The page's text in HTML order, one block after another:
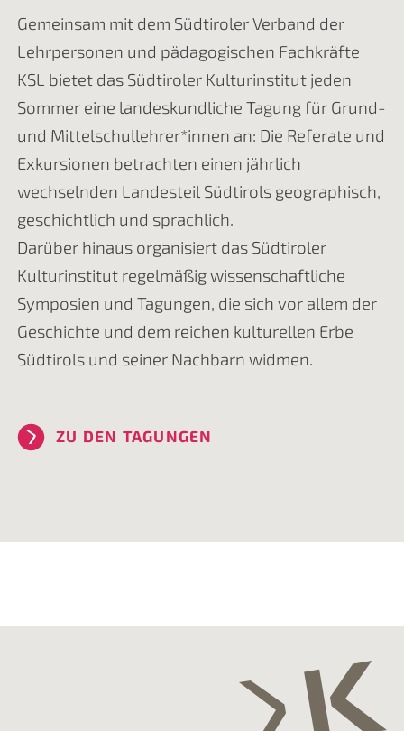
Gemeinsam mit dem Südtiroler Verband der
Lehrpersonen und pädagogischen Fachkräfte
KSL bietet das Südtiroler Kulturinstitut jeden
Sommer eine landeskundliche Tagung für Grund-
und Mittelschullehrer*innen an: Die Referate und
Exkursionen betrachten einen jährlich
wechselnden Landesteil Südtirols geographisch,
geschichtlich und sprachlich.
Darüber hinaus organisiert das Südtiroler
Kulturinstitut regelmäßig wissenschaftliche
Symposien und Tagungen, die sich vor allem der
Geschichte und dem reichen kulturellen Erbe
Südtirols und seiner Nachbarn widmen.
ZU DEN TAGUNGEN